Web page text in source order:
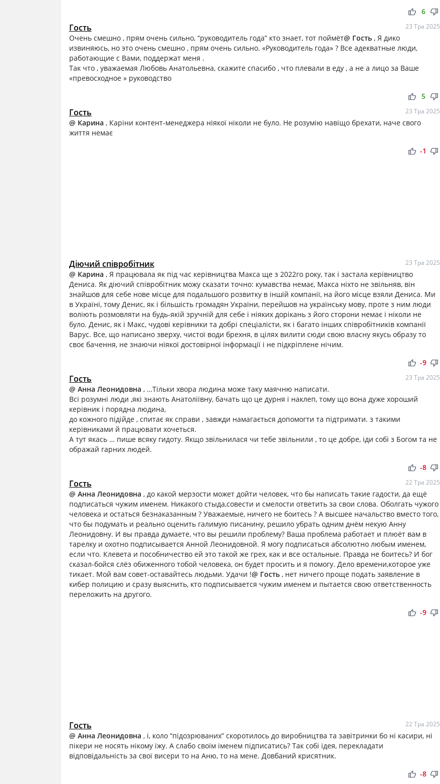
thumb_up thumb_down
6
Гость 23 Тра 2025
Очень смешно , прям очень сильно, “руководитель года” кто знает, тот поймёт@ Гость , Я дико
извиняюсь, но это очень смешно , прям очень сильно. «Руководитель года» ? Все адекватные люди,
работающие с Вами, поддержат меня .
Так что , уважаемая Любовь Анатольевна, скажите спасибо , что плевали в еду , а не а лицо за Ваше
«превосходное » руководство
thumb_up thumb_down
5
Гость 23 Тра 2025
@ Карина , Каріни контент-менеджера ніякої ніколи не було. Не розумію навіщо брехати, наче свого
життя немає
thumb_up thumb_down
-1
Діючий співробітник 23 Тра 2025
@ Карина , Я працювала як під час керівництва Макса ще з 2022го року, так і застала керівництво
Дениса. Як діючий співробітник можу сказати точно: кумавства немає, Макса ніхто не звільняв, він
знайшов для себе нове місце для подальшого розвитку в іншій компанії, на його місце взяли Дениса. Ми
в Україні, тому Денис, як і більшість громадян України, перейшов на українську мову, проте з ним люди
воліють розмовляти на будь-якій зручній для себе і ніяких дорікань з його сторони немає і ніколи не
було. Денис, як і Макс, чудові керівники та добрі спеціалісти, як і багато інших співробітників компанії
Варус. Все, що написано зверху, чистої води брехня, в цілях вилити сюди свою власну якусь образу то
своє бачення, не знаючи ніякої достовірної інформації і не підкріплене нічим.
thumb_up thumb_down
-9
Гость 23 Тра 2025
@ Анна Леонидовна , …Тільки хвора людина може таку маячню написати.
Всі розумні люди ,які знають Анатоліївну, бачать що це дурня і наклеп, тому що вона дуже хороший
керівник і порядна людина,
до кожного підійде , спитає як справи , завжди намагається допомогти та підтримати. з такими
керівниками й працювати хочеться.
А тут якась … пише всяку гидоту. Якщо звільнилася чи тебе звільнили , то це добре, іди собі з Богом та не
ображай гарних людей.
thumb_up thumb_down
-8
Гость 22 Тра 2025
@ Анна Леонидовна , до какой мерзости может дойти человек, что бы написать такие гадости, да ещё
подписаться чужим именем. Никакого стыда,совести и смелости ответить за свои слова. Оболгать чужого
человека и остаться безнаказанным ? Уважаемые, ничего не боитесь ? А высшее начальство вместо того,
что бы подумать и реально оценить галимую писанину, решило убрать одним днём некую Анну
Леонидовну. И вы правда думаете, что вы решили проблему? Ваша проблема работает и плюёт вам в
тарелку и охотно подписывается Анной Леонидовной. Я могу подписаться абсолютно любым именем,
если что. Клевета и пособничество ей это такой же грех, как и все остальные. Правда не боитесь? И бог
сказал-бойся слёз обиженного тобой человека, он будет просить и я помогу. Дело времени,которое уже
тикает. Мой вам совет-оставайтесь людьми. Удачи !@ Гость , нет ничего проще подать заявление в
кибер полицию и сразу выяснить, кто подписывается чужим именем и пытается свою ответственность
переложить на другого.
thumb_up thumb_down
-9
Гость 22 Тра 2025
@ Анна Леонидовна , і, коло “підозрюваних” скоротилось до виробництва та завітринки бо ні касири, ні
пікери не носять нікому їжу. А слабо своїм іменем підписатись? Так собі ідея, перекладати
відповідальність за свої висери то на Аню, то на мене. Довбаний крисятник.
thumb_up thumb_down
-8